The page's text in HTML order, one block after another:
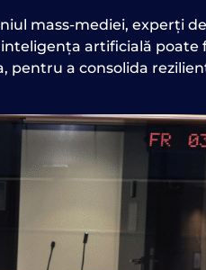
mass-mediei, experți
artificială poate
pentru a consolida